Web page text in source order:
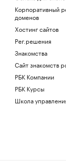
Корпоративный
доменов
Хостинг сайтов
Рег.решения
Знакомства
Сайт знакомств
РБК Компании
РБК Курсы
Школа